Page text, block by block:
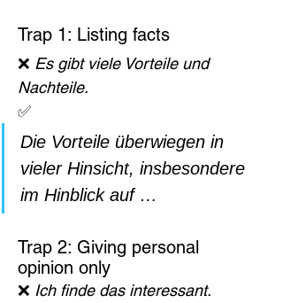
Trap 1: Listing facts
❌ Es gibt viele Vorteile und
Nachteile.
✅
Die Vorteile überwiegen in
vieler Hinsicht, insbesondere
im Hinblick auf …
Trap 2: Giving personal
opinion only
❌ Ich finde das interessant.